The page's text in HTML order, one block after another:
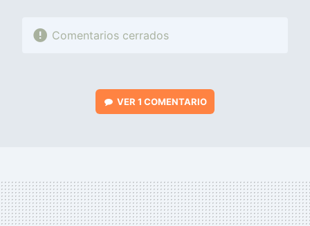
Comentarios cerrados
VER 1 COMENTARIO